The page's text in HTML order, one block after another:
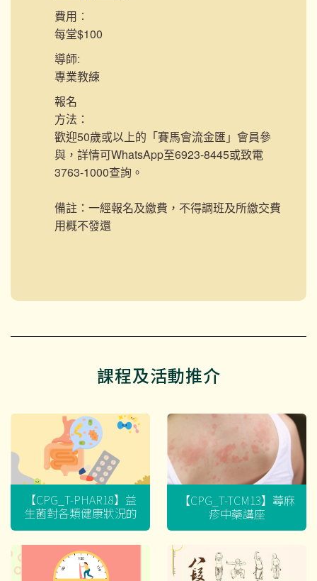
費用︰
每堂$100
導師:
專業教練
報名
方法：
歡迎50歲或以上的「賽馬會流金匯」會員參
與，詳情可WhatsApp至6923-8445或致電
3763-1000查詢。
備註：一經報名及繳費，不得調班及所繳交費
用概不發還
課程及活動推介
【CPG_T-PHAR18】益
生菌對各類健康狀況的
迷思
【CPG_T-TCM13】蕁麻
疹中藥講座